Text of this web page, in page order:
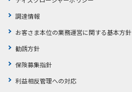
調達情報
お客さま本位の業務運営に関する基本方針
勧誘方針
保険募集指針
利益相反管理への対応